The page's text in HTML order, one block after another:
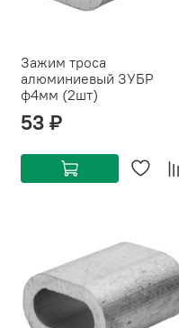
Зажим троса
алюминиевый ЗУБР
ф4мм (2шт)
53 ₽